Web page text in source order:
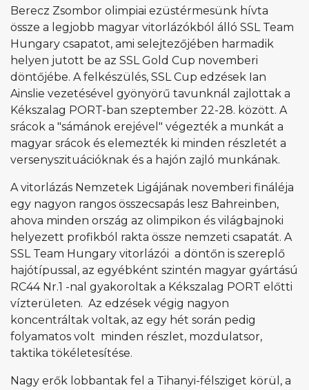
Berecz Zsombor olimpiai ezüstérmesünk hívta
össze a legjobb magyar vitorlázókból álló SSL Team
Hungary csapatot, ami selejtezőjében harmadik
helyen jutott be az SSL Gold Cup novemberi
döntőjébe. A felkészülés, SSL Cup edzések Ian
Ainslie vezetésével gyönyörű tavunknál zajlottak a
Kékszalag PORT-ban szeptember 22-28. között. A
srácok a "sámánok erejével" végezték a munkát a
magyar srácok és elemezték ki minden részletét a
versenyszituációknak és a hajón zajló munkának.
A vitorlázás Nemzetek Ligájának novemberi fináléja
egy nagyon rangos összecsapás lesz Bahreinben,
ahova minden ország az olimpikon és világbajnoki
helyezett profikból rakta össze nemzeti csapatát. A
SSL Team Hungary vitorlázói a döntőn is szereplő
hajótípussal, az egyébként szintén magyar gyártású
RC44 Nr.1 -nal gyakoroltak a Kékszalag PORT előtti
vízterületen. Az edzések végig nagyon
koncentráltak voltak, az egy hét során pedig
folyamatos volt minden részlet, mozdulatsor,
taktika tökéletesítése.
Nagy erők lobbantak fel a Tihanyi-félsziget körül, a